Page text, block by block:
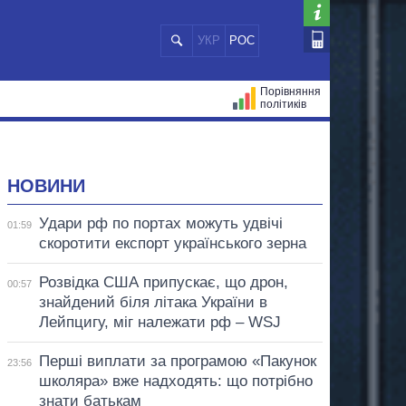
УКР РОС
Порівняння
політиків
НОВИНИ
01:59
Удари рф по портах можуть удвічі
скоротити експорт українського зерна
00:57
Розвідка США припускає, що дрон,
знайдений біля літака України в
Лейпцигу, міг належати рф – WSJ
23:56
Перші виплати за програмою «Пакунок
школяра» вже надходять: що потрібно
знати батькам